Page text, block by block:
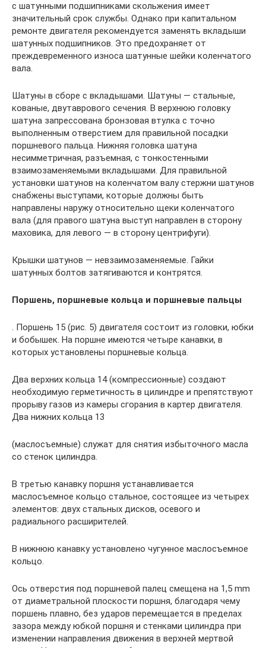
с шатунными подшипниками скольжения имеет
значительный срок службы. Однако при капитальном
ремонте двигателя рекомендуется заменять вкладыши
шатунных подшипников. Это предохраняет от
преждевременного износа шатунные шейки коленчатого
вала.
Шатуны в сборе с вкладышами. Шатуны — стальные,
кованые, двутаврового сечения. В верхнюю головку
шатуна запрессована бронзовая втулка с точно
выполненным отверстием для правильной посадки
поршневого пальца. Нижняя головка шатуна
несимметричная, разъемная, с тонкостенными
взаимозаменяемыми вкладышами. Для правильной
установки шатунов на коленчатом валу стержни шатунов
снабжены выступами, которые должны быть
направлены наружу относительно щеки коленчатого
вала (для правого шатуна выступ направлен в сторону
маховика, для левого — в сторону центрифуги).
Крышки шатунов — невзаимозаменяемые. Гайки
шатунных болтов затягиваются и контрятся.
Поршень, поршневые кольца и поршневые пальцы
. Поршень 15 (рис. 5) двигателя состоит из головки, юбки
и бобышек. На поршне имеются четыре канавки, в
которых установлены поршневые кольца.
Два верхних кольца 14 (компрессионные) создают
необходимую герметичность в цилиндре и препятствуют
прорыву газов из камеры сгорания в картер двигателя.
Два нижних кольца 13
(маслосъемные) служат для снятия избыточного масла
со стенок цилиндра.
В третью канавку поршня устанавливается
маслосъемное кольцо стальное, состоящее из четырех
элементов: двух стальных дисков, осевого и
радиального расширителей.
В нижнюю канавку установлено чугунное маслосъемное
кольцо.
Ось отверстия под поршневой палец смещена на 1,5 mm
от диаметральной плоскости поршня, благодаря чему
поршень плавно, без ударов перемещается в пределах
зазора между юбкой поршня и стенками цилиндра при
изменении направления движения в верхней мертвой